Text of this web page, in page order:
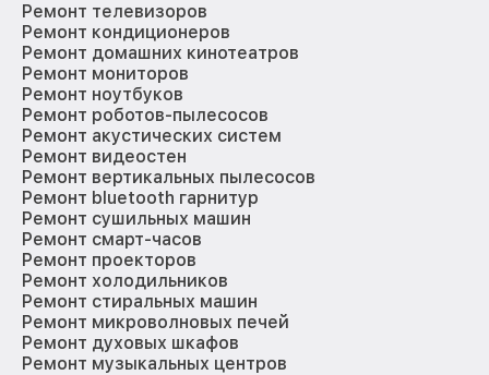
Ремонт телевизоров
Ремонт кондиционеров
Ремонт домашних кинотеатров
Ремонт мониторов
Ремонт ноутбуков
Ремонт роботов-пылесосов
Ремонт акустических систем
Ремонт видеостен
Ремонт вертикальных пылесосов
Ремонт bluetooth гарнитур
Ремонт сушильных машин
Ремонт смарт-часов
Ремонт проекторов
Ремонт холодильников
Ремонт стиральных машин
Ремонт микроволновых печей
Ремонт духовых шкафов
Ремонт музыкальных центров